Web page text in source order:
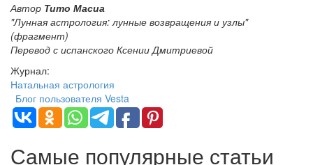
Автор Тито Масиа
"Лунная астрология: лунные возвращения и узлы"
(фрагмент)
Перевод с испанского Ксении Дмитриевой
Журнал:
Натальная астрология
Блог пользователя Vesta
Самые популярные статьи